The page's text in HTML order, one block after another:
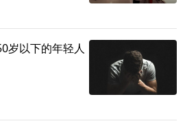
岁以下的年轻人